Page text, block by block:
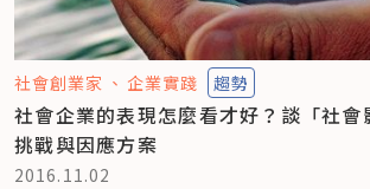
社會創業家 企業實踐 趨勢
社會企業的表現怎麼看才好？談「社會
挑戰與因應方案
2016.11.02